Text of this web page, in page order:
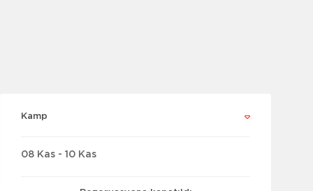
Kamp
08 Kas - 10 Kas